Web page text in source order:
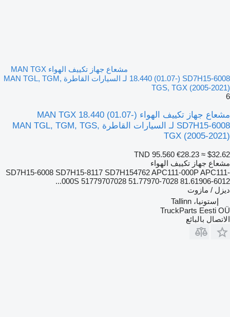
مشعاع جهاز تكييف الهواء MAN TGX
18.440 (01.07-) SD7H15-6008 لـ السيارات القاطرة MAN TGL, TGM,
TGS, TGX (2005-2021)
6
مشعاع جهاز تكييف الهواء MAN TGX 18.440 (01.07-)
SD7H15-6008 لـ السيارات القاطرة MAN TGL, TGM, TGS,
TGX (2005-2021)
TND 95.560 €28.23 ≈ $32.62
مشعاع جهاز تكييف الهواء
SD7H15-6008 SD7H15-8117 SD7H154762 APC111-000P APC111-
000S 51779707028 51.77970-7028 81.61906-6012...
ديزل / مازوت
إستونيا، Tallinn
TruckParts Eesti OÜ
الاتصال بالبائع